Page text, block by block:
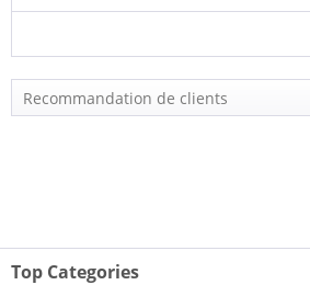
Top Categories